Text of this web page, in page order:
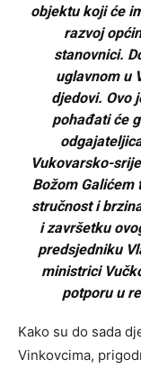
objektu koji će
razvoj
stanovnici.
uglavnom u
djedovi. Ovo
pohađati će
Vukovarsko-
Božom Galićem
stručnost i
i završetku
predsjedniku
ministrici
potporu u
Kako su do sada
Vinkovcima,